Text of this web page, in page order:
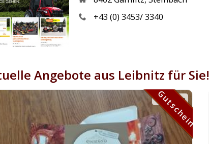
+43 (0) 3453/ 3340
Angebote aus Leibnitz für Sie!
Gutschein
Gutschein